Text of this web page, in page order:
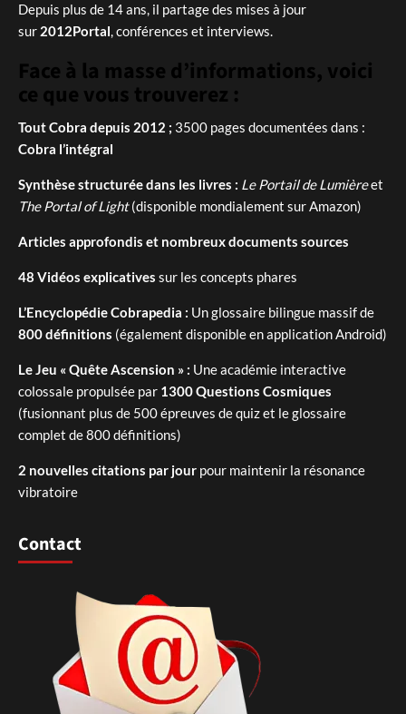
Depuis plus de 14 ans, il partage des mises à jour
sur 2012Portal, conférences et interviews.
Face à la masse d’informations, voici
ce que vous trouverez :
Tout Cobra depuis 2012 ; 3500 pages documentées dans :
Cobra l’intégral
Synthèse structurée dans les livres : Le Portail de Lumièreet
The Portal of Light(disponible mondialement sur Amazon)
Articles approfondis et nombreux documents sources
48 Vidéos explicatives sur les concepts phares
L’Encyclopédie Cobrapedia : Un glossaire bilingue massif de
800 définitions (également disponible en application Android)
Le Jeu « Quête Ascension » : Une académie interactive
colossale propulsée par 1300 Questions Cosmiques
(fusionnant plus de 500 épreuves de quiz et le glossaire
complet de 800 définitions)
2 nouvelles citations par jour pour maintenir la résonance
vibratoire
Contact